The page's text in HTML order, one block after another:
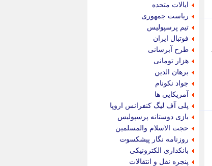
ایالات متحده
ریاست جمهوری
تیم پرسپولیس
فوتبال ایران
طرح آبرسانی
هزار تومانی
برهان الدین
جواد نکونام
آمریکایی ها
پلی آف لیگ کنفرانس اروپا
بازی دوستانه پرسپولیس
حجت الاسلام والمسلمین
روزنامه نگار پیشکسوت
بانکداری الکترونیکی
پنجره نقل و انتقالات